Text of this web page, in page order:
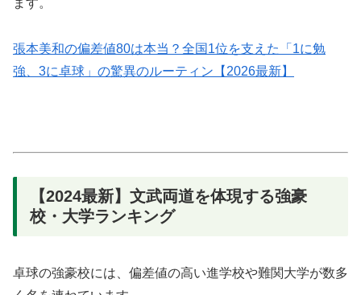
ます。
張本美和の偏差値80は本当？全国1位を支えた「1に勉
強、3に卓球」の驚異のルーティン【2026最新】
【2024最新】文武両道を体現する強豪
校・大学ランキング
卓球の強豪校には、偏差値の高い進学校や難関大学が数多